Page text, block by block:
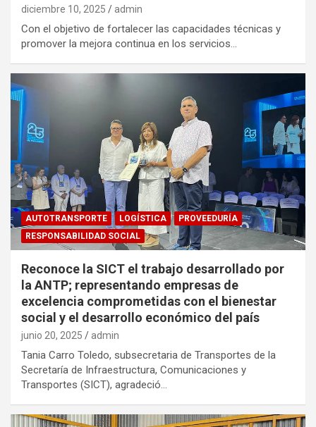
diciembre 10, 2025 admin
Con el objetivo de fortalecer las capacidades técnicas y
promover la mejora continua en los servicios…
AUTOTRANSPORTE LOGÍSTICA
PROVEEDURÍA
RESPONSABILIDAD SOCIAL
Reconoce la SICT el trabajo desarrollado por
la ANTP; representando empresas de
excelencia comprometidas con el bienestar
social y el desarrollo económico del país
junio 20, 2025 admin
Tania Carro Toledo, subsecretaria de Transportes de la
Secretaría de Infraestructura, Comunicaciones y
Transportes (SICT), agradeció…